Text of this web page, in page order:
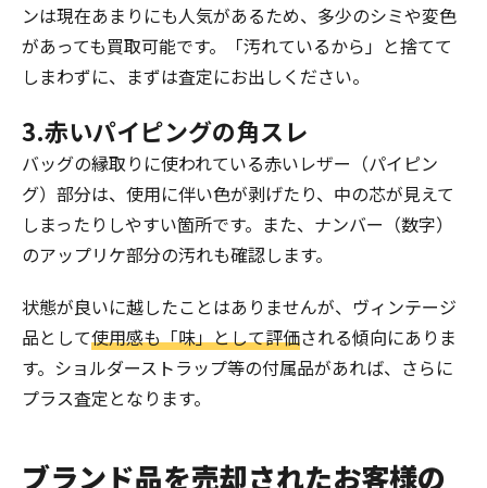
ンは現在あまりにも人気があるため、多少のシミや変色
があっても買取可能です。「汚れているから」と捨てて
しまわずに、まずは査定にお出しください。
3.赤いパイピングの角スレ
バッグの縁取りに使われている赤いレザー（パイピン
グ）部分は、使用に伴い色が剥げたり、中の芯が見えて
しまったりしやすい箇所です。また、ナンバー（数字）
のアップリケ部分の汚れも確認します。
状態が良いに越したことはありませんが、ヴィンテージ
品として使用感も「味」として評価される傾向にありま
す。ショルダーストラップ等の付属品があれば、さらに
プラス査定となります。
ブランド品を売却されたお客様の